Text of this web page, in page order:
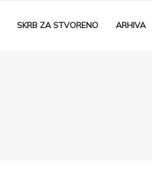
SKRB ZA STVORENO ARHIVA